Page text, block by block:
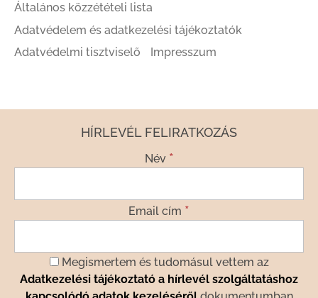
Általános közzétételi lista
Adatvédelem és adatkezelési tájékoztatók
Adatvédelmi tisztviselő
Impresszum
HÍRLEVÉL FELIRATKOZÁS
Név *
Email cím *
Megismertem és tudomásul vettem az
Adatkezelési tájékoztató a hírlevél szolgáltatáshoz